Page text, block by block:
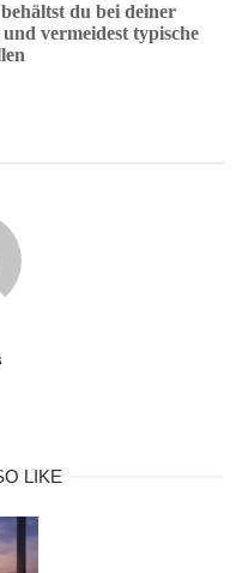
du bei deiner
vermeidest typische
LIKE